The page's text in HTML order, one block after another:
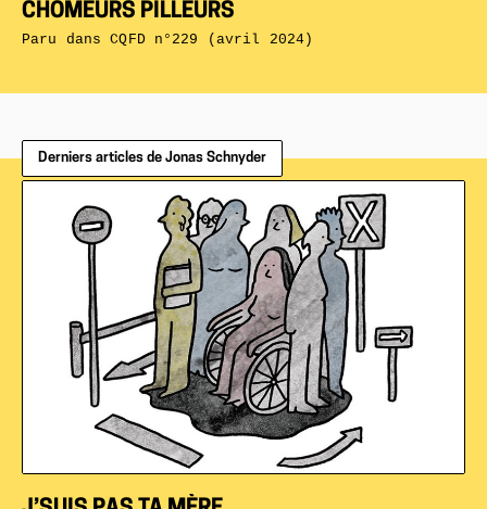
CHÔMEURS PILLEURS
Paru dansCQFD n°229 (avril 2024)
Derniers articles de Jonas Schnyder